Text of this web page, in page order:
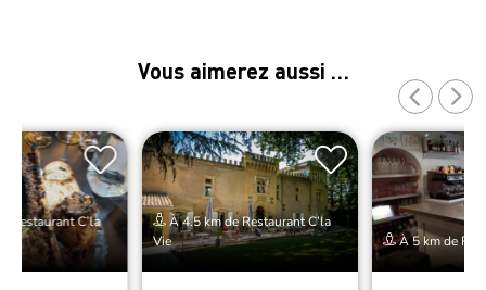
Vous aimerez aussi …
Restaurant C’la
À 4.5 km de Restaurant C’la
Vie
À 5 km de